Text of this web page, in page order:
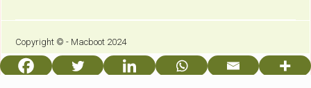
Copyright © - Macboot 2024